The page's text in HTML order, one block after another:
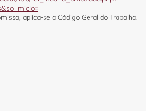
aplica-se o Código Geral do Trabalho.